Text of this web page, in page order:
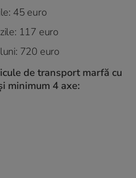
45 euro
117 euro
720 euro
de transport marfă cu
minimum 4 axe: